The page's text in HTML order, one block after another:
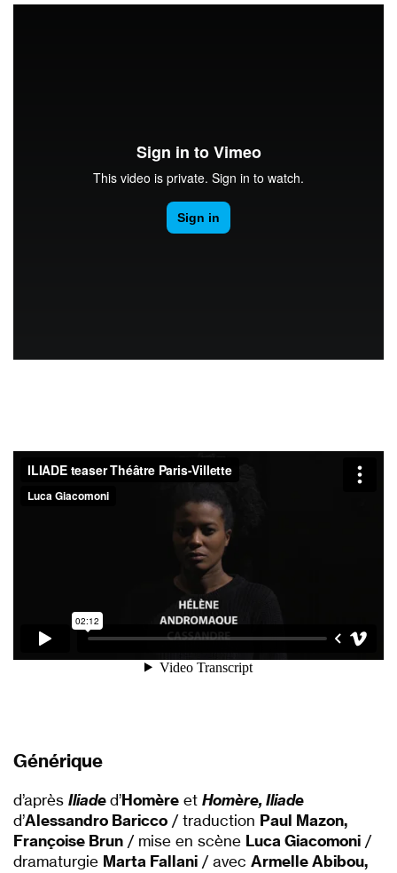
Générique
d’après Iliaded’Homère et Homère, Iliade
d’Alessandro Baricco / traduction Paul Mazon,
Françoise Brun / mise en scène Luca Giacomoni /
dramaturgie Marta Fallani / avec Armelle Abibou,